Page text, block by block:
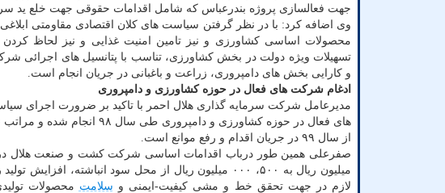
جهت فعالسازی پروژه بندرعباس که شامل اقدامات حقوقی جهت خلع ید
وی اضافه کرد: با در نظر گرفتن سیاست های کلان اقتصادی مقاومتی
محصولات اساسی کشاورزی و نیز تامین امنیت غذایی و نیز لحاظ
تسهیلات ویژه دولت در بخش کشاورزی، تناسب با پتانسیل های اجرائی
و کارایی بخش های دامپروری، زراعت و باغبانی در جریان انجام است.
ادغام شرکت های فعال در حوزه کشاورزی و دامپروری
های فعال در حوزه کشاورزی و
از سال ۹۹ در جریان اقدام و رفع موانع است.
لازم در جهت تحقق خط و مشی کیفیت-ایمنی و سلامت